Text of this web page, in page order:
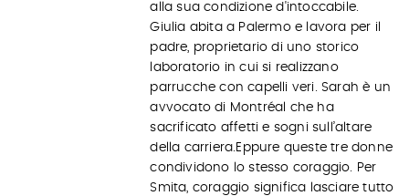
alla sua condizione d'intoccabile.
Giulia abita a Palermo e lavora per il
padre, proprietario di uno storico
laboratorio in cui si realizzano
parrucche con capelli veri. Sarah è un
avvocato di Montréal che ha
sacrificato affetti e sogni sull’altare
della carriera.Eppure queste tre donne
condividono lo stesso coraggio. Per
Smita, coraggio significa lasciare tutto